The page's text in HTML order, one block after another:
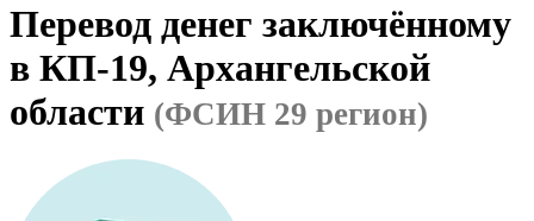
Перевод денег заключённому
в КП-19, Архангельской
области (ФСИН 29 регион)